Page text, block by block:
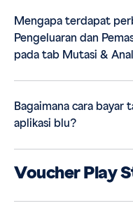
Mengapa terdapat
Pengeluaran dan
pada tab Mutasi &
Bagaimana cara bayar
aplikasi blu?
Voucher Play